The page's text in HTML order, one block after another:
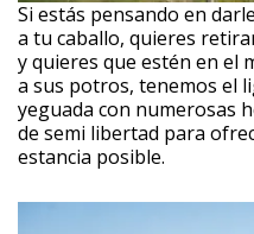
Si estás pensando en
a tu caballo, quieres
y quieres que estén en el
a sus potros, tenemos el
yeguada con numerosas
de semi libertad para
estancia posible.